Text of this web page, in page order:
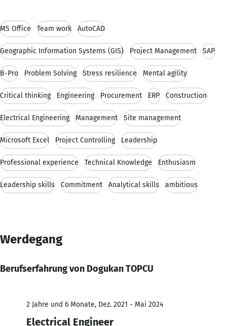
MS Office Team work AutoCAD
Geographic Information Systems (GIS) Project Management SAP
B-Pro Problem Solving Stress resilience Mental agility
Critical thinking Engineering Procurement ERP Construction
Electrical Engineering Management Site management
Microsoft Excel Project Controlling Leadership
Professional experience Technical Knowledge Enthusiasm
Leadership skills Commitment Analytical skills ambitious
Werdegang
Berufserfahrung von Dogukan TOPCU
2 Jahre und 6 Monate, Dez. 2021 - Mai 2024
Electrical Engineer